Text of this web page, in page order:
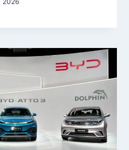
2026